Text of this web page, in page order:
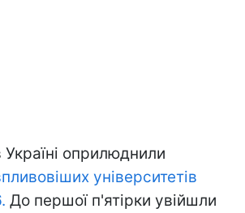
оприлюднили
університетів
До першої п'ятірки увійшли